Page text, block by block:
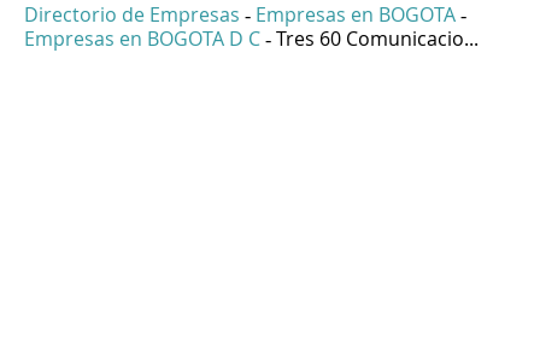
Directorio de Empresas - Empresas en BOGOTA -
Empresas en BOGOTA D C - Tres 60 Comunicacio...